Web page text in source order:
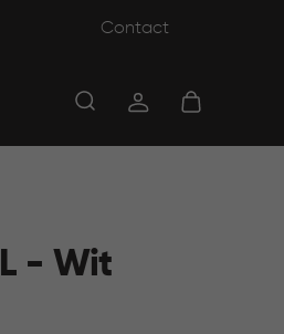
Contact
- Wit